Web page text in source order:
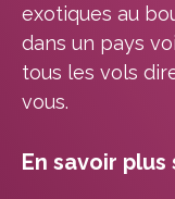
exotiques au
dans un pays
tous les vols
vous.
En savoir